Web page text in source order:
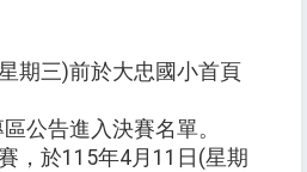
期三)前於大忠國小首頁
公告進入決賽名單。
，於115年4月11日(星期